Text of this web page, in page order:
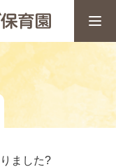
ました?